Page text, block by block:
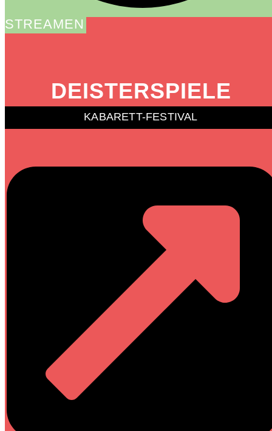
STREAMEN
DEISTERSPIELE
KABARETT-FESTIVAL